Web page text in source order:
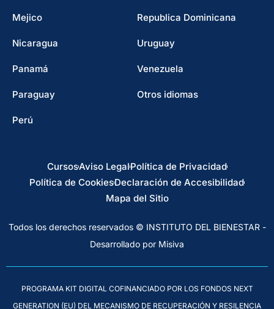
Mejico
Nicaragua
Panamá
Paraguay
Perú
Republica Dominicana
Uruguay
Venezuela
Otros idiomas
CursosAviso LegalPolítica de Privacidad
Política de CookiesDeclaración de Accesibilidad
Mapa del Sitio
Todos los derechos reservados © INSTITUTO DEL BIENESTAR -
Desarrollado por Misiva
PROGRAMA KIT DIGITAL COFINANCIADO POR LOS FONDOS NEXT
GENERATION (EU) DEL MECANISMO DE RECUPERACIÓN Y RESILENCIA